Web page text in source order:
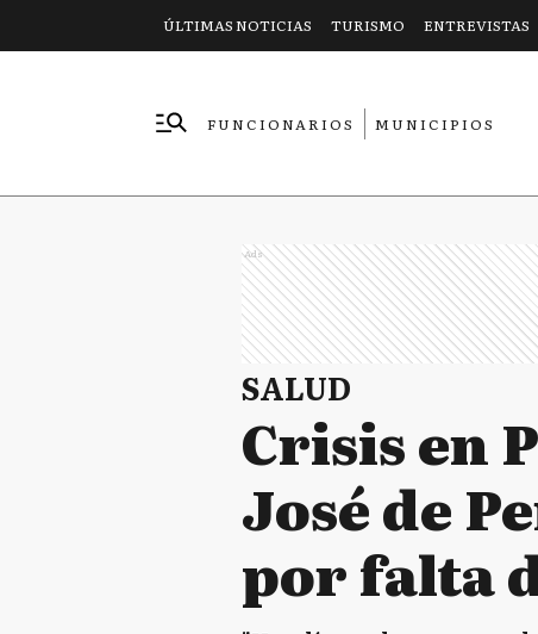
ÚLTIMAS NOTICIAS TURISMO ENTREVISTAS
FUNCIONARIOS
MUNICIPIOS
Ads
SALUD
Crisis en
José de
por falta